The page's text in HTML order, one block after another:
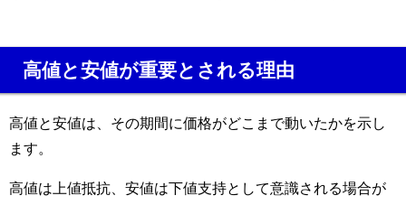
高値と安値が重要とされる理由
高値と安値は、その期間に価格がどこまで動いたかを示し
ます。
高値は上値抵抗、安値は下値支持として意識される場合が